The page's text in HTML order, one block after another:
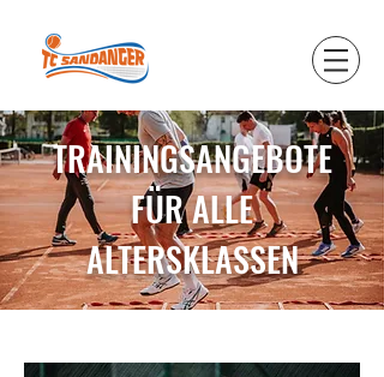
TRAININGSANGEBOTE
FÜR ALLE
ALTERSKLASSEN